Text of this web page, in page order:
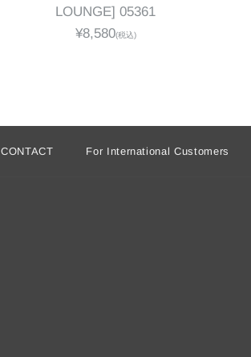
LOUNGE] 05361
¥8,580(税込)
CONTACT For International Customers